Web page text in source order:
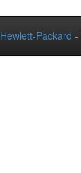
Hewlett-Packard -